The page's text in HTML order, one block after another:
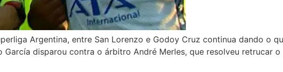
Argentina, entre San Lorenzo e Godoy Cruz continua dando o
disparou contra o árbitro André Merles, que resolveu retrucar o